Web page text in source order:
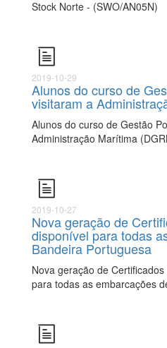
Stock Norte - (SWO/AN05N)
2019-10-29
Alunos do curso de
visitaram a
Alunos do curso de Gestão
Administração Marítima
2019-10-27
Nova geração de
disponível para todas
Bandeira Portuguesa
Nova geração de
para todas as embarcações